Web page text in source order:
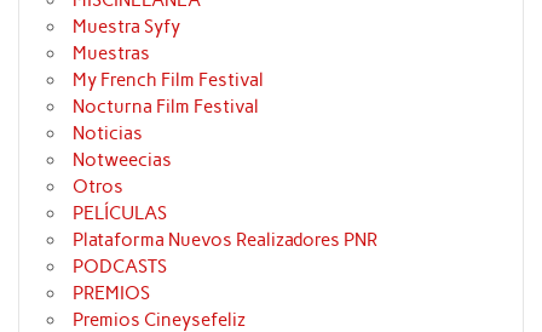
Muestra Syfy
Muestras
My French Film Festival
Nocturna Film Festival
Noticias
Notweecias
Otros
PELÍCULAS
Plataforma Nuevos Realizadores PNR
PODCASTS
PREMIOS
Premios Cineysefeliz